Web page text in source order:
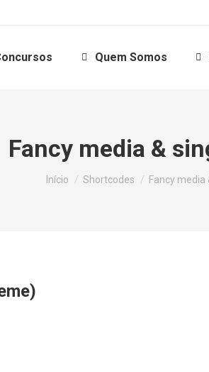
Quem Somos
Fancy media &
Você está aqui:
Início Shortcodes Fancy media